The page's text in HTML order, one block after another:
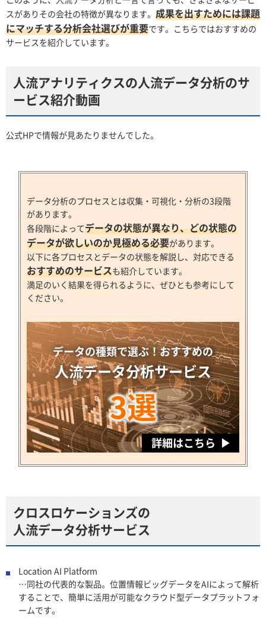
スがありその会社の特徴が異なります。 成果を出すためには課題
にマッチする分析会社選びが重要です。こちらではおすすめの
サービスを紹介しています。
人流アナリティクスの人流データ分析のサ
ービス紹介動画
公式HPで情報が見あたりませんでした。
データ分析のプロセスとは収集・可視化・分析の3段階
があります。
各段階によってデータの状態が異なり、どの状態の
データが欲しいのか見極める必要があります。
以下に各プロセスとデータの状態を解説し、対応できる
おすすめのサービスも紹介しています。
満足のいく結果を得られるように、ぜひとも参考にして
ください。
データの種類で選ぶ！おすすめの
人流データ分析サービス
3選
詳細はこちら
クロスロケーションズの
人流データ分析サービス
Location AI Platform
…同社の代表的な製品。位置情報ビッグデータをAIによって解析
することで、簡単に活用が可能なクラウド型データプラットフォ
ームです。